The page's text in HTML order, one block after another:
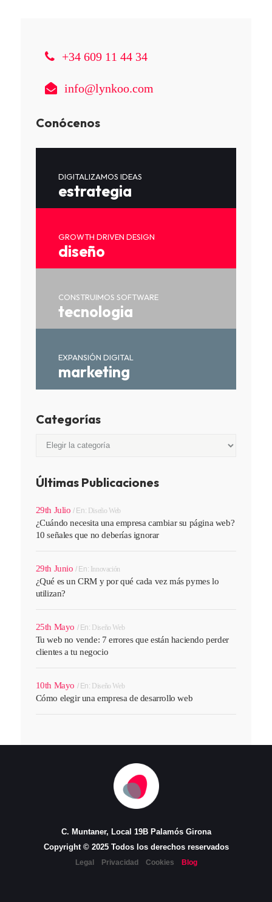
+34 609 11 44 34
info@lynkoo.com
Conócenos
DIGITALIZAMOS IDEAS
estrategia
GROWTH DRIVEN DESIGN
diseño
CONSTRUIMOS SOFTWARE
tecnologia
EXPANSIÓN DIGITAL
marketing
Categorías
Categorías
Últimas Publicaciones
29th JulioEn: Diseño Web
¿Cuándo necesita una empresa cambiar su página web?
10 señales que no deberías ignorar
29th JunioEn: Innovación
¿Qué es un CRM y por qué cada vez más pymes lo
utilizan?
25th Mayo En: Diseño Web
Tu web no vende: 7 errores que están haciendo perder
clientes a tu negocio
10th Mayo En: Diseño Web
Cómo elegir una empresa de desarrollo web
C. Muntaner, Local 19B Palamós Girona
Copyright © 2025 Todos los derechos reservados
Legal Privacidad Cookies Blog